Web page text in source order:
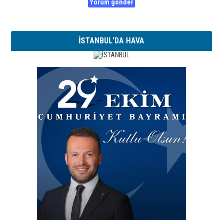
İSTANBUL'DA HAVA